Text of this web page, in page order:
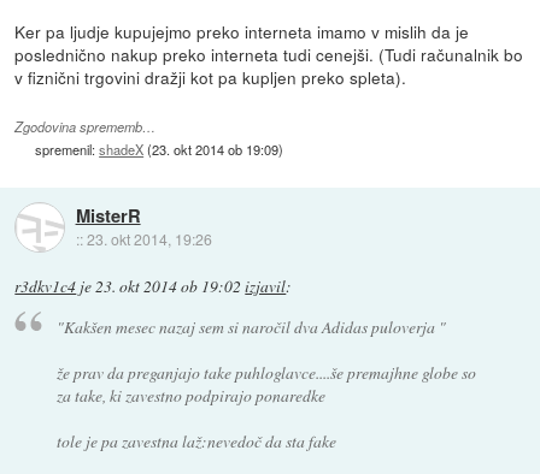
Ker pa ljudje kupujejmo preko interneta imamo v mislih da je
poslednično nakup preko interneta tudi cenejši. (Tudi računalnik bo
v fiznični trgovini dražji kot pa kupljen preko spleta).
Zgodovina sprememb…
spremenil:shadeX(23. okt 2014 ob 19:09)
MisterR
::23. okt 2014, 19:26
r3dkv1c4 je23. okt 2014 ob 19:02 izjavil:
"Kakšen mesec nazaj sem si naročil dva Adidas puloverja "
že prav da preganjajo take puhloglavce....še premajhne globe so
za take, ki zavestno podpirajo ponaredke
tole je pa zavestna laž:nevedoč da sta fake